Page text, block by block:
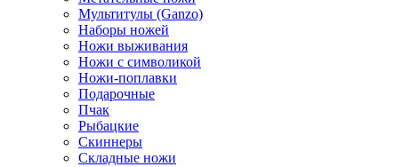
Мультитулы (Ganzo)
Наборы ножей
Ножи выживания
Ножи с символикой
Ножи-поплавки
Подарочные
Пчак
Рыбацкие
Скиннеры
Складные ножи